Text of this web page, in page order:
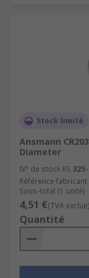
Stock limité
Ansmann
Diameter
N° de stock RS
Référence fabricant
Sous-total (1 unité)
4,51 €(TVA exclue)
Quantité